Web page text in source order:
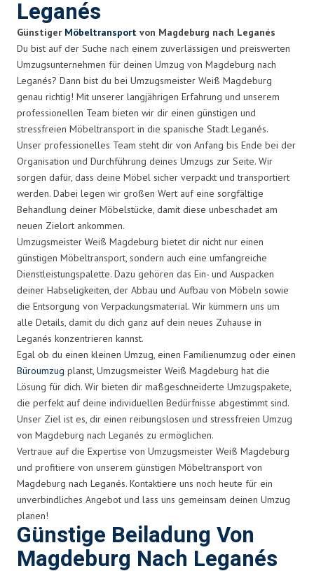
Leganés
Günstiger Möbeltransport von Magdeburg nach Leganés
Du bist auf der Suche nach einem zuverlässigen und preiswerten
Umzugsunternehmen für deinen Umzug von Magdeburg nach
Leganés? Dann bist du bei Umzugsmeister Weiß Magdeburg
genau richtig! Mit unserer langjährigen Erfahrung und unserem
professionellen Team bieten wir dir einen günstigen und
stressfreien Möbeltransport in die spanische Stadt Leganés.
Unser professionelles Team steht dir von Anfang bis Ende bei der
Organisation und Durchführung deines Umzugs zur Seite. Wir
sorgen dafür, dass deine Möbel sicher verpackt und transportiert
werden. Dabei legen wir großen Wert auf eine sorgfältige
Behandlung deiner Möbelstücke, damit diese unbeschadet am
neuen Zielort ankommen.
Umzugsmeister Weiß Magdeburg bietet dir nicht nur einen
günstigen Möbeltransport, sondern auch eine umfangreiche
Dienstleistungspalette. Dazu gehören das Ein- und Auspacken
deiner Habseligkeiten, der Abbau und Aufbau von Möbeln sowie
die Entsorgung von Verpackungsmaterial. Wir kümmern uns um
alle Details, damit du dich ganz auf dein neues Zuhause in
Leganés konzentrieren kannst.
Egal ob du einen kleinen Umzug, einen Familienumzug oder einen
Büroumzug planst, Umzugsmeister Weiß Magdeburg hat die
Lösung für dich. Wir bieten dir maßgeschneiderte Umzugspakete,
die perfekt auf deine individuellen Bedürfnisse abgestimmt sind.
Unser Ziel ist es, dir einen reibungslosen und stressfreien Umzug
von Magdeburg nach Leganés zu ermöglichen.
Vertraue auf die Expertise von Umzugsmeister Weiß Magdeburg
und profitiere von unserem günstigen Möbeltransport von
Magdeburg nach Leganés. Kontaktiere uns noch heute für ein
unverbindliches Angebot und lass uns gemeinsam deinen Umzug
planen!
Günstige Beiladung Von
Magdeburg Nach Leganés